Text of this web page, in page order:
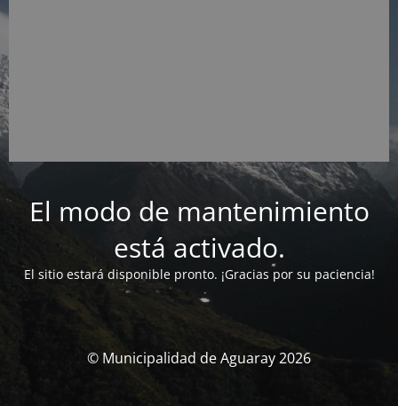
El modo de mantenimiento
está activado.
El sitio estará disponible pronto. ¡Gracias por su paciencia!
© Municipalidad de Aguaray 2026